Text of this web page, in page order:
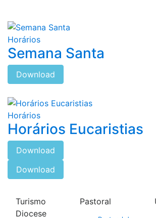
Horários
Semana Santa
Download
Horários
Horários Eucaristias
Download
Download
Turismo
Diocese
Pastoral